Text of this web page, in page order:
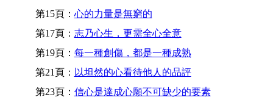
第15頁： 心的力量是無窮的
第17頁： 志乃心生，更需全心全意
第19頁： 每一種創傷，都是一種成熟
第21頁： 以坦然的心看待他人的品評
第23頁： 信心是達成心願不可缺少的要素